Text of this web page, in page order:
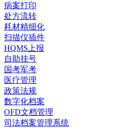
病案打印
处方流转
耗材精细化
扫描仪插件
HQMS上报
自助挂号
国考军考
医疗管理
政策法规
数字化档案
OFD文档管理
司法档案管理系统